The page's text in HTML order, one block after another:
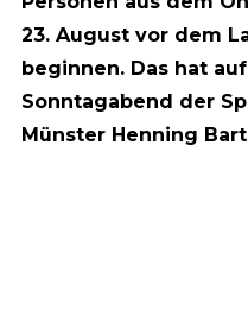
23. August vor dem
beginnen. Das hat
Sonntagabend der
Münster Henning